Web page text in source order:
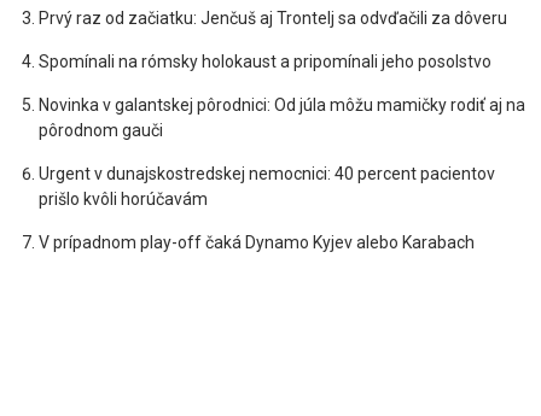
Prvý raz od začiatku: Jenčuš aj Trontelj sa odvďačili za dôveru
Spomínali na rómsky holokaust a pripomínali jeho posolstvo
Novinka v galantskej pôrodnici: Od júla môžu mamičky rodiť aj na
pôrodnom gauči
Urgent v dunajskostredskej nemocnici: 40 percent pacientov
prišlo kvôli horúčavám
V prípadnom play-off čaká Dynamo Kyjev alebo Karabach